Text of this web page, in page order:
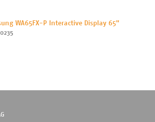
WA65FX-P Interactive Display 65"